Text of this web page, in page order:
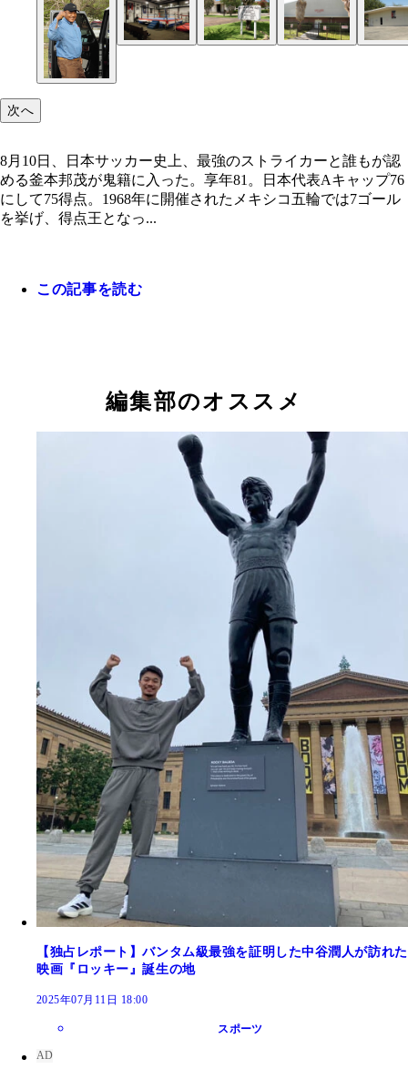
次へ
8月10日、日本サッカー史上、最強のストライカーと誰もが認
める釜本邦茂が鬼籍に入った。享年81。日本代表Aキャップ76
にして75得点。1968年に開催されたメキシコ五輪では7ゴール
を挙げ、得点王となっ...
この記事を読む
編集部のオススメ
【独占レポート】バンタム級最強を証明した中谷潤人が訪れた
映画『ロッキー』誕生の地
2025年07月11日 18:00
スポーツ